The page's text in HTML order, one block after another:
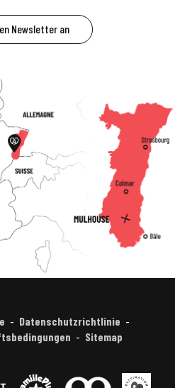
Newsletter an
Datenschutzrichtlinie
Sitemap